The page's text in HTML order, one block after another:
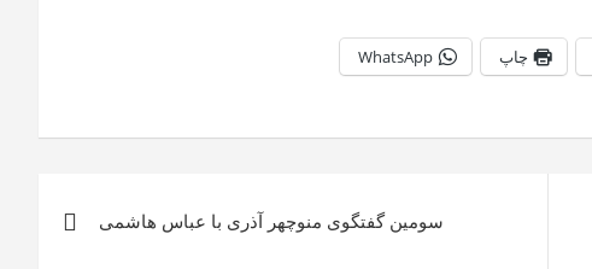
چاپ WhatsApp
سومين گفتگوى منوچهر آذرى با عباس هاشمى